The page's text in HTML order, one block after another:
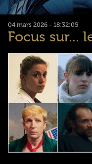
04 mars 2026 - 18:32:05
Focus sur...